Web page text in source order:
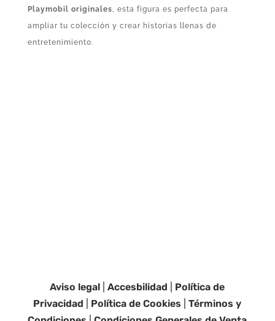
Playmobil originales, esta figura es perfecta para
ampliar tu colección y crear historias llenas de
entretenimiento.
Aviso legal |Accesbilidad
Política de
Privacidad
Política de Cookies |Términos y